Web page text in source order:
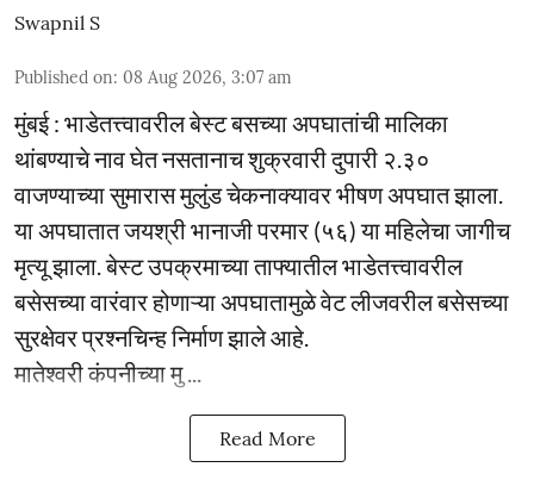
Swapnil S
Published on: 08 Aug 2026, 3:07 am
मुंबई : भाडेतत्त्वावरील बेस्ट बसच्या अपघातांची मालिका
थांबण्याचे नाव घेत नसतानाच शुक्रवारी दुपारी २.३०
वाजण्याच्या सुमारास मुलुंड चेकनाक्यावर भीषण अपघात झाला.
या अपघातात जयश्री भानाजी परमार (५६) या महिलेचा जागीच
मृत्यू झाला. बेस्ट उपक्रमाच्या ताफ्यातील भाडेतत्त्वावरील
बसेसच्या वारंवार होणाऱ्या अपघातामुळे वेट लीजवरील बसेसच्या
सुरक्षेवर प्रश्नचिन्ह निर्माण झाले आहे.
मातेश्वरी कंपनीच्या मु ...
Read More